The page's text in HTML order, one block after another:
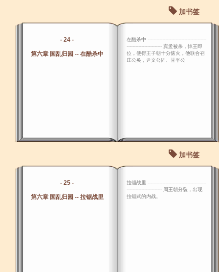
加书签
- 24 -
第六章 国乱归园 -- 在酷杀中
在酷杀中 ----------------------------------------
------------------------ 宾孟被杀，悼王即
位，使得王子朝十分恼火，他联合召
庄公奂，尹文公固、甘平公
加书签
- 25 -
第六章 国乱归园 -- 拉锯战里
拉锯战里 ----------------------------------------
------------------------ 周王朝分裂，出现
拉锯式的内战。